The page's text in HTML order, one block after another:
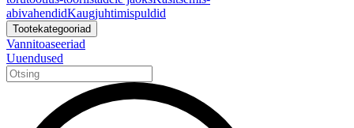
abivahendidKaugjuhtimispuldid
Tootekategooriad
Vannitoaseeriad
Uuendused